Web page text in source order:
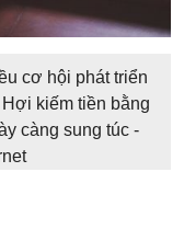
cơ hội phát triển
kiếm tiền bằng
càng sung túc -